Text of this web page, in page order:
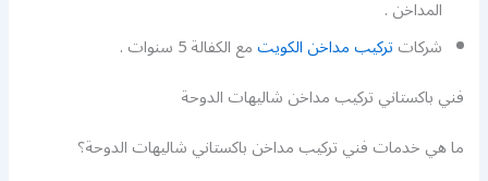
المداخن .
شركاتتركيب مداخن الكويتمع الكفالة 5 سنوات .
فني باكستاني تركيب مداخن شاليهات الدوحة
ما هي خدمات فني تركيب مداخن باكستاني شاليهات الدوحة؟